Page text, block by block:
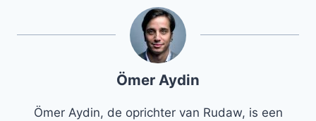
Ömer Aydin
Ömer Aydin, de oprichter van Rudaw, is een